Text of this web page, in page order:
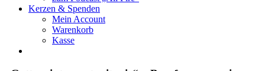
Kerzen & Spenden
Mein Account
Warenkorb
Kasse